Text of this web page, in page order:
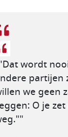
wordt
partijen
we geen
O je